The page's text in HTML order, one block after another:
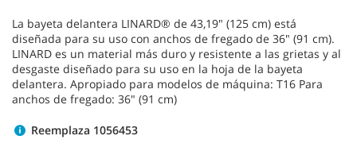
La bayeta delantera LINARD® de 43,19" (125 cm) está
diseñada para su uso con anchos de fregado de 36" (91 cm).
LINARD es un material más duro y resistente a las grietas y al
desgaste diseñado para su uso en la hoja de la bayeta
delantera. Apropiado para modelos de máquina: T16 Para
anchos de fregado: 36" (91 cm)
Reemplaza 1056453